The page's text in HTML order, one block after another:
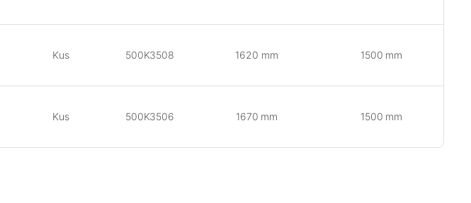
Kus 500K3508 1620 mm 1500 mm
Kus 500K3506 1670 mm 1500 mm